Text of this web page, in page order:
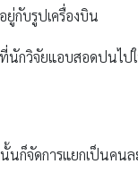
กับรูปเครื่องบิน
ที่นักวิจัยแอบสอดปนไ
นก็จัดการแยกเป็นคนล